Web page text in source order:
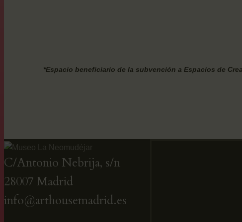
*Espacio beneficiario de la subvención a Espacios de
C/Antonio Nebrija, s/n
28007 Madrid
info@arthousemadrid.es